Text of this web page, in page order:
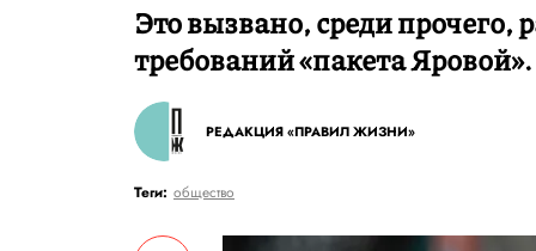
Это вызвано, среди
требований «пакета Яровой».
РЕДАКЦИЯ «ПРАВИЛ ЖИЗНИ»
Теги: общество